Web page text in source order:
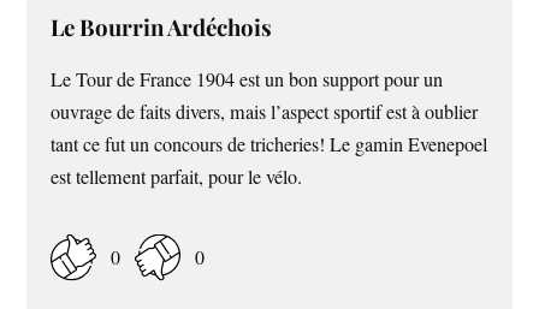
Le Bourrin Ardéchois
Le Tour de France 1904 est un bon support pour un
ouvrage de faits divers, mais l’aspect sportif est à oublier
tant ce fut un concours de tricheries! Le gamin Evenepoel
est tellement parfait, pour le vélo.
0 0